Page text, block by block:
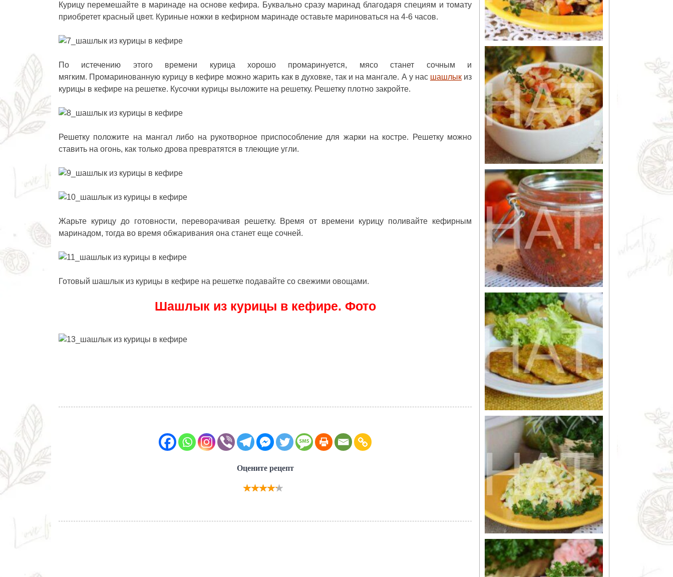
Курицу перемешайте в маринаде на основе кефира. Буквально сразу маринад благодаря специям и томату
приобретет красный цвет. Куриные ножки в кефирном маринаде оставьте мариноваться на 4-6 часов.
По истечению этого времени курица хорошо промаринуется, мясо станет сочным и
мягким. Промаринованную курицу в кефире можно жарить как в духовке, так и на мангале. А у нас шашлыкиз
курицы в кефире на решетке. Кусочки курицы выложите на решетку. Решетку плотно закройте.
Решетку положите на мангал либо на рукотворное приспособление для жарки на костре. Решетку можно
ставить на огонь, как только дрова превратятся в тлеющие угли.
Жарьте курицу до готовности, переворачивая решетку. Время от времени курицу поливайте кефирным
маринадом, тогда во время обжаривания она станет еще сочней.
Готовый шашлык из курицы в кефире на решетке подавайте со свежими овощами.
Шашлык из курицы в кефире. Фото
Оцените рецепт